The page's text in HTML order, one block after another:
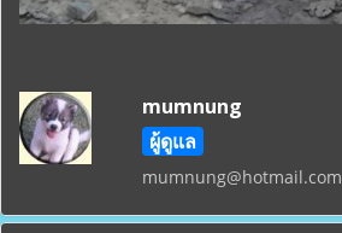
mumnung
ผู้ดูแล
mumnung@hotmail.com